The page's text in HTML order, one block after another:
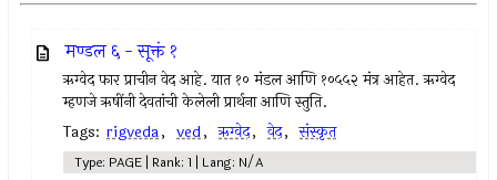
मण्डल ६ - सूक्तं १
ऋग्वेद फार प्राचीन वेद आहे. यात १० मंडल आणि १०५५२ मंत्र आहेत. ऋग्वेद
म्हणजे ऋषींनी देवतांची केलेली प्रार्थना आणि स्तुति.
Tags: rigveda, ved, ऋग्वेद, वेद, संस्कृत
Type: PAGE | Rank: 1 | Lang: N/A